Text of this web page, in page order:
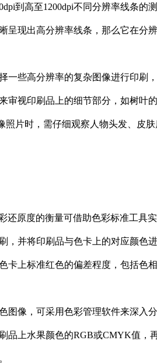
到高至1200dpi不同分辨率线条的
呈现出高分辨率线条，那么它在分
一些高分辨率的复杂图像进行印刷
审视印刷品上的细节部分，如树叶
照片时，需仔细观察人物头发、皮
还原度的衡量可借助色彩标准工具
，并将印刷品与色卡上的对应颜色
卡上标准红色的偏差程度，包括色
图像，可采用色彩管理软件来深入
品上水果颜色的RGB或CMYK值，